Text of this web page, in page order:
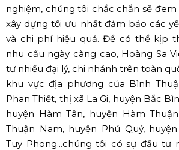
nghiệm, chúng tôi chắc chắn sẽ
xây dựng tối ưu nhất đảm bảo các
và chi phí hiệu quả. Để có thể kịp
nhu cầu ngày càng cao, Hoàng Sa
tư nhiều đại lý, chi nhánh trên toàn
khu vực địa phương của Bình
Phan Thiết, thị xã La Gi, huyện Bắc
huyện Hàm Tân, huyện Hàm
Thuận Nam, huyện Phú Quý,
Tuy Phong...chúng tôi có sự đầu tư